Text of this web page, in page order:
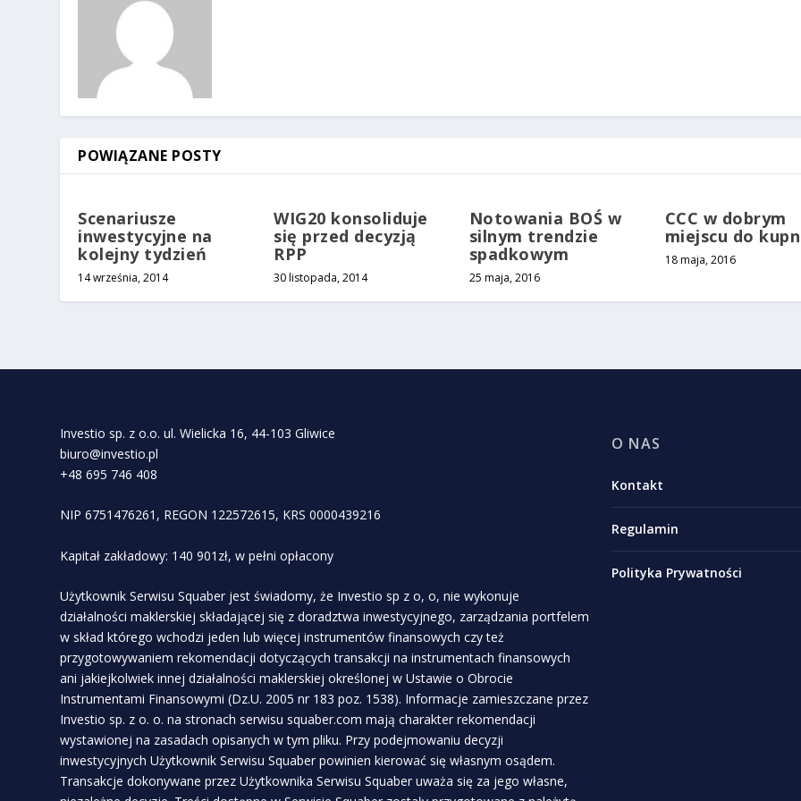
POWIĄZANE POSTY
Scenariusze
inwestycyjne na
kolejny tydzień
14 września, 2014
WIG20 konsoliduje
się przed decyzją
RPP
30 listopada, 2014
Notowania BOŚ w
silnym trendzie
spadkowym
25 maja, 2016
CCC w dobrym
miejscu do
18 maja, 2016
Investio sp. z o.o. ul. Wielicka 16, 44-103 Gliwice
biuro@investio.pl
+48 695 746 408
NIP 6751476261, REGON 122572615, KRS 0000439216
Kapitał zakładowy: 140 901zł, w pełni opłacony
Użytkownik Serwisu Squaber jest świadomy, że Investio sp z o, o, nie wykonuje
działalności maklerskiej składającej się z doradztwa inwestycyjnego, zarządzania portfelem
w skład którego wchodzi jeden lub więcej instrumentów finansowych czy też
przygotowywaniem rekomendacji dotyczących transakcji na instrumentach finansowych
ani jakiejkolwiek innej działalności maklerskiej określonej w Ustawie o Obrocie
Instrumentami Finansowymi (Dz.U. 2005 nr 183 poz. 1538). Informacje zamieszczane przez
Investio sp. z o. o. na stronach serwisu squaber.com mają charakter rekomendacji
wystawionej na zasadach opisanych w tym pliku. Przy podejmowaniu decyzji
inwestycyjnych Użytkownik Serwisu Squaber powinien kierować się własnym osądem.
Transakcje dokonywane przez Użytkownika Serwisu Squaber uważa się za jego własne,
O NAS
Kontakt
Regulamin
Polityka Prywatności